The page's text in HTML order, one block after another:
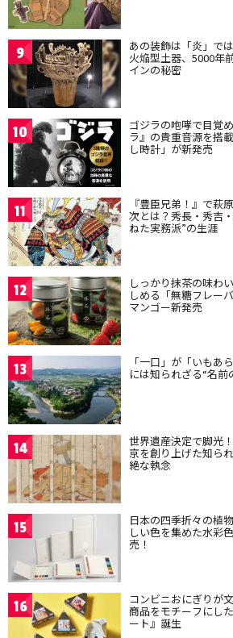
9 あの装飾は「炎」で
火焔型土器、5000年
インの秘密
10 ゴジラの咆哮で目覚
ラ』の貴重音源を搭
し時計」が新発売
11 『豊臣兄弟！』で萩
次とは？秀長・秀吉
ねた実務派”の生涯
12 しっかり抹茶の味わ
しめる「無糖フレー
マンゴー新発売
13 「一口」が「いもあ
には知られざる“名前
14 世界遺産決定で脚光
京を創り上げた知ら
絶な執念
15 日本の四季折々の植
しい色を集めた水彩
売！
16 コンビニおにぎりが
商品をモチーフにし
ート』誕生